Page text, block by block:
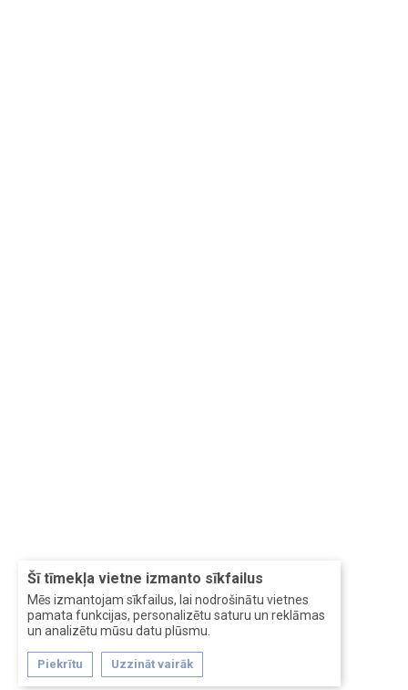
Šī tīmekļa vietne izmanto sīkfailus
Mēs izmantojam sīkfailus, lai nodrošinātu vietnes
pamata funkcijas, personalizētu saturu un reklāmas
un analizētu mūsu datu plūsmu.
Piekrītu Uzzināt vairāk